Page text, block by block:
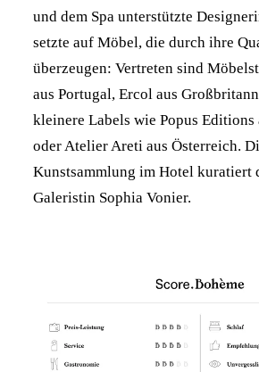
und dem Spa unterstützte
setzte auf Möbel, die durch ihre
überzeugen: Vertreten sind
aus Portugal, Ercol aus
kleinere Labels wie Popus Editions
oder Atelier Areti aus Österreich.
Kunstsammlung im Hotel kuratiert
Galeristin Sophia Vonier.